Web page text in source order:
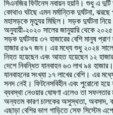
সিএনজির ফিটনেস নবায়ন হয়নি। শুধু এ
কোথাও ঘটছে এমন মর্মান্তিক দুর্ঘটনা,
মহাসড়কে মৃত্যুর মিছিল। সড়ক দুর্ঘটনা
অনুযায়ী-২০২০ সালের জানুয়ারি থেকে
সড়ক দুর্ঘটনায় ৩৭ হাজারের বেশি মানুষ
হাজার ৫৯৭ জন। এর মধ্যে শুধু ২০২৪
নিহত হয়েছেন এবং আহত হয়েছেন ১২
দেশে নিবন্ধিত যানবাহন ৬৩ লাখ ৯৪
যানবাহনের সংখ্যা ১৭ লাখের বেশি। এর
সনদ নেই। ফিটনেসবিহীন এবং পুরোনো হয়ে
ব্যবস্থা নেওয়ার ঘোষণা এলেও তা সফলতার
অন্যতম কারণ চালকের অসুস্থতা, অবসাদ,
এছাড়া বেশির ভাগ গাড়িতে সেফ সিস্টেম